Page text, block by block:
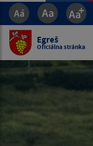
Egreš
Oficiálna stránka